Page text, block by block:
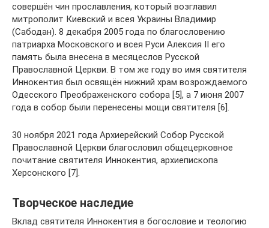
совершён чин прославления, который возглавил
митрополит Киевский и всея Украины Владимир
(Сабодан). 8 декабря 2005 года по благословению
патриарха Московского и всея Руси Алексия II его
память была внесена в месяцеслов Русской
Православной Церкви. В том же году во имя святителя
Иннокентия был освящён нижний храм возрождаемого
Одесского Преображенского собора [5], а 7 июня 2007
года в собор были перенесены мощи святителя [6].
30 ноября 2021 года Архиерейский Собор Русской
Православной Церкви благословил общецерковное
почитание святителя Иннокентия, архиепископа
Херсонского [7].
Творческое наследие
Вклад святителя Иннокентия в богословие и теологию